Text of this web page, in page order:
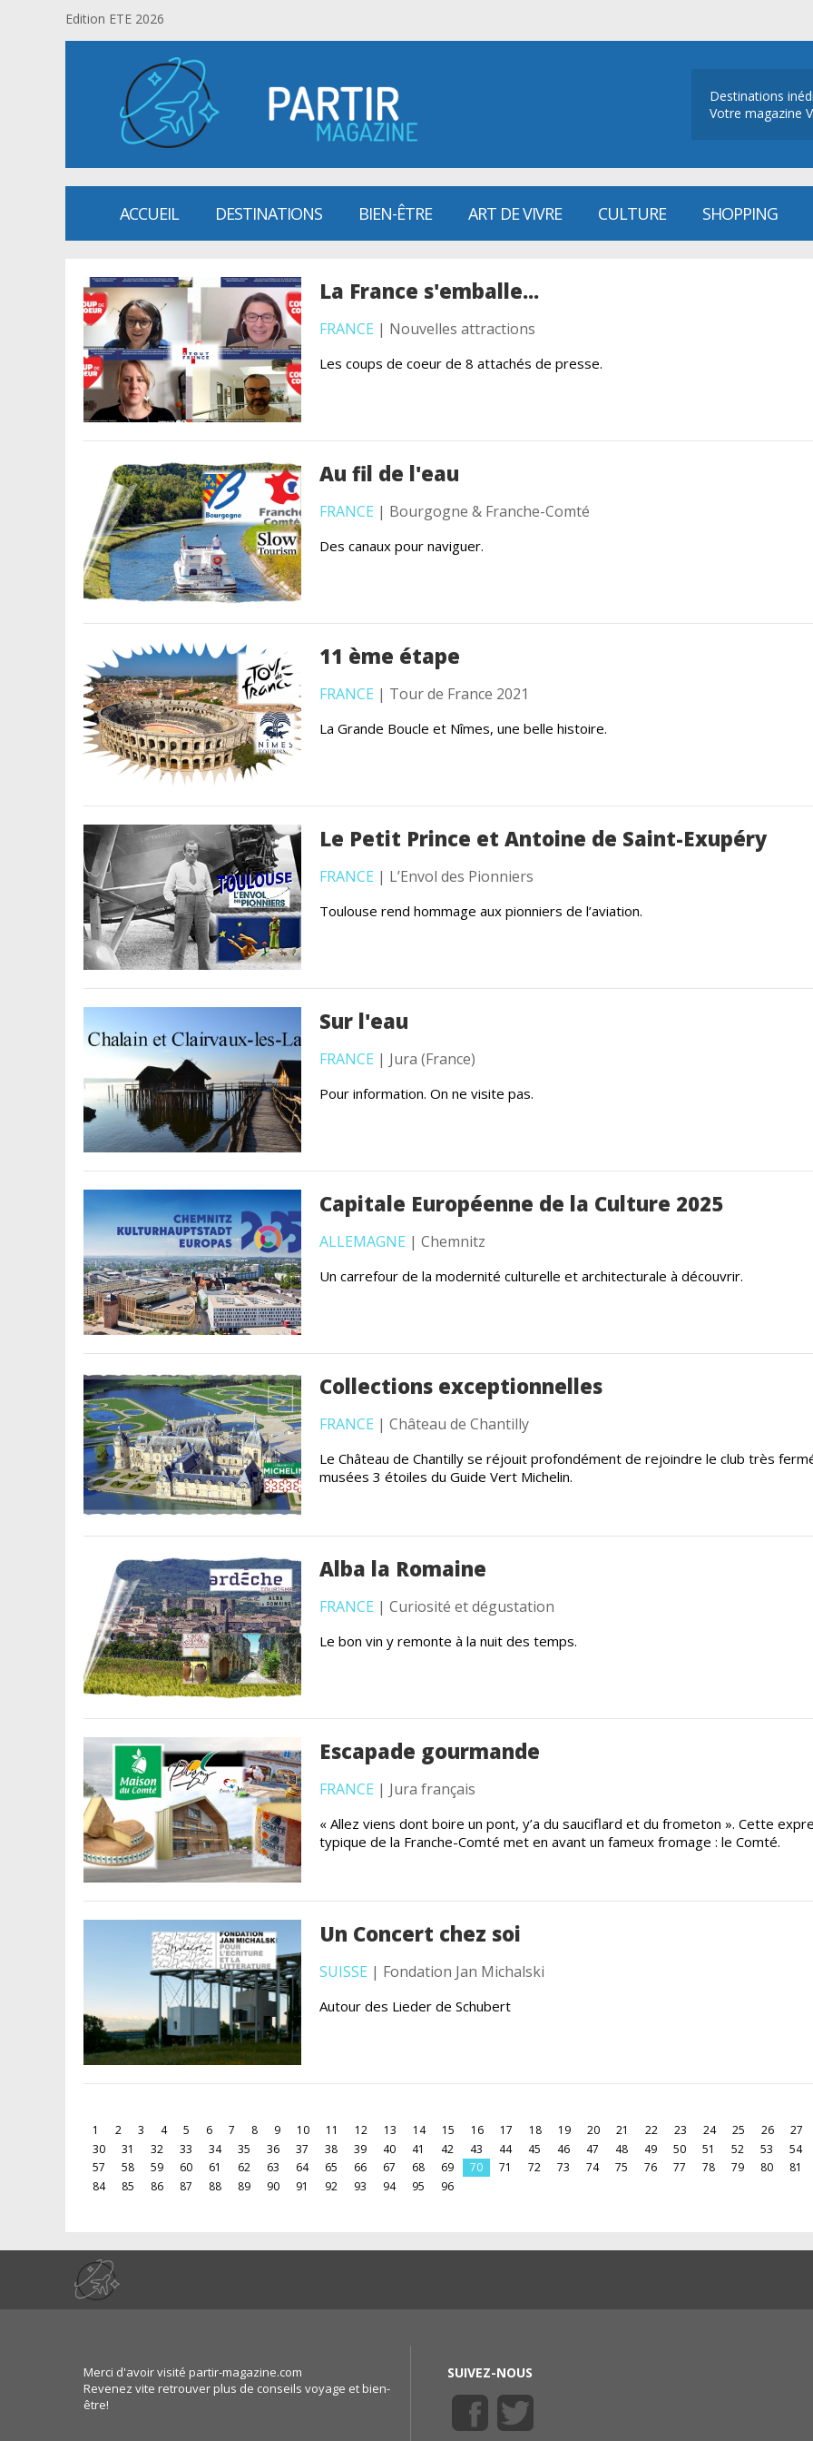
Edition ETE 2026
Destinations
Votre magazine
ACCUEIL DESTINATIONS BIEN-ÊTRE ART DE VIVRE CULTURE SHOPPING
La France s'emballe...
FRANCE | Nouvelles attractions
Les coups de coeur de 8 attachés de presse.
Au fil de l'eau
FRANCE | Bourgogne & Franche-Comté
Des canaux pour naviguer.
11 ème étape
FRANCE | Tour de France 2021
La Grande Boucle et Nîmes, une belle histoire.
Le Petit Prince et Antoine de Saint-Exupéry
FRANCE | L’Envol des Pionniers
Toulouse rend hommage aux pionniers de l’aviation.
Sur l'eau
FRANCE | Jura (France)
Pour information. On ne visite pas.
Capitale Européenne de la Culture 2025
ALLEMAGNE | Chemnitz
Un carrefour de la modernité culturelle et architecturale à découvrir.
Collections exceptionnelles
FRANCE | Château de Chantilly
Le Château de Chantilly se réjouit profondément de rejoindre le club très
musées 3 étoiles du Guide Vert Michelin.
Alba la Romaine
FRANCE | Curiosité et dégustation
Le bon vin y remonte à la nuit des temps.
Escapade gourmande
FRANCE | Jura français
« Allez viens dont boire un pont, y’a du sauciflard et du frometon ». Cette
typique de la Franche-Comté met en avant un fameux fromage : le Comté.
Un Concert chez soi
SUISSE | Fondation Jan Michalski
Autour des Lieder de Schubert
1 2 3 4 5 6 7 8 9 10 11 12 13 14 15 16 17 18 19 20 21 22 23 24 25 26 27
30
31 32 33 34 35 36 37 38 39 40 41 42 43 44 45 46 47 48 49 50 51 52 53 54
57
58 59 60 61 62 63 64 65 66 67 68 69 70 71 72 73 74 75 76 77 78 79 80 81
84
85 86 87 88 89 90 91 92 93 94 95 96
Merci d'avoir visité partir-magazine.com
Revenez vite retrouver plus de conseils voyage et bien-
être!
SUIVEZ-NOUS